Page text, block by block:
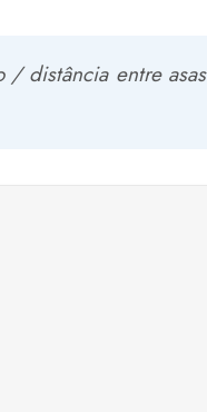
/ distância entre asas